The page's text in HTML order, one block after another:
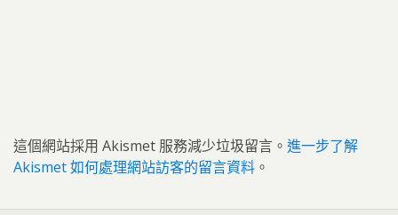
這個網站採用 Akismet 服務減少垃圾留言。 進一步了解
Akismet 如何處理網站訪客的留言資料 。